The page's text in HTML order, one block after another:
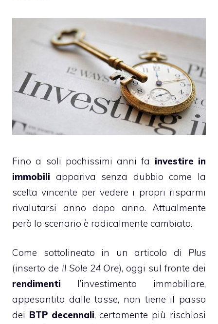
Fino a soli pochissimi anni fa investire in
immobili appariva senza dubbio come la
scelta vincente per vedere i propri risparmi
rivalutarsi anno dopo anno. Attualmente
però lo scenario è radicalmente cambiato.
Come sottolineato in un articolo di Plus
(inserto de Il Sole 24 Ore), oggi sul fronte dei
rendimenti l’investimento immobiliare,
appesantito dalle tasse, non tiene il passo
dei BTP decennali, certamente più rischiosi